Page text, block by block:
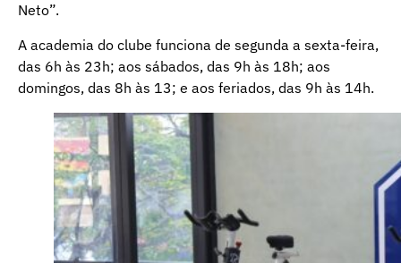
Neto”.
A academia do clube funciona de segunda a sexta-feira,
das 6h às 23h; aos sábados, das 9h às 18h; aos
domingos, das 8h às 13; e aos feriados, das 9h às 14h.